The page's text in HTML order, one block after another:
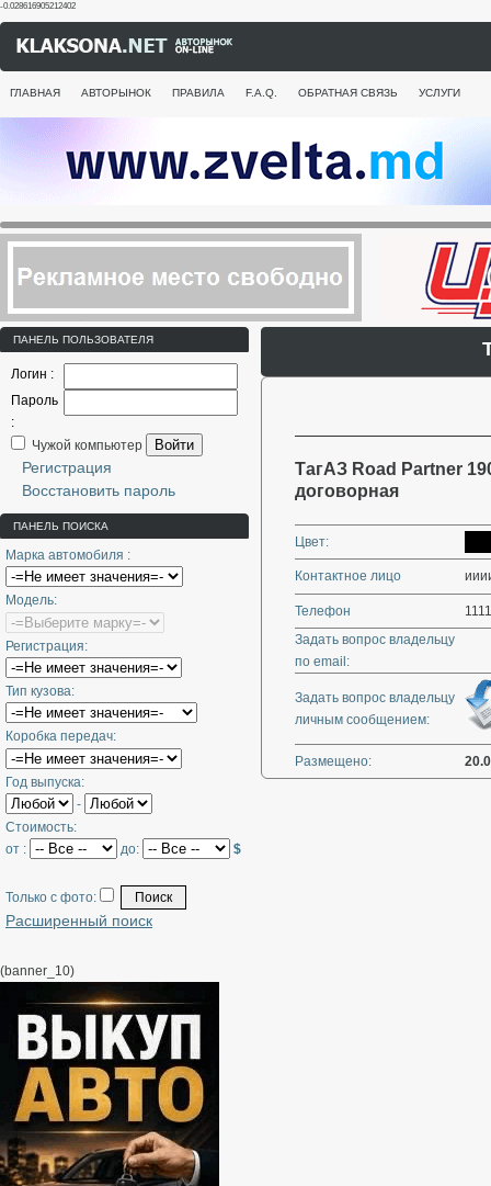
-0.028616905212402
ГЛАВНАЯ АВТОРЫНОК ПРАВИЛА F.A.Q. ОБРАТНАЯ СВЯЗЬ УСЛУГИ
ПАНЕЛЬ ПОЛЬЗОВАТЕЛЯ
Логин :
Пароль
:
Чужой компьютер
Войти
Регистрация
Восстановить пароль
ПАНЕЛЬ ПОИСКА
Марка автомобиля :
Модель:
Регистрация:
Тип кузова:
Коробка передач:
Год выпуска:
-
Стоимость:
от :
до: $
Только с фото:
Расширенный поиск
(banner_10)
ТагАЗ Road Partner
договорная
Цвет:
Контактное лицо
Телефон
Задать вопрос владельцу
по email:
Задать вопрос владельцу
личным сообщением:
Размещено: